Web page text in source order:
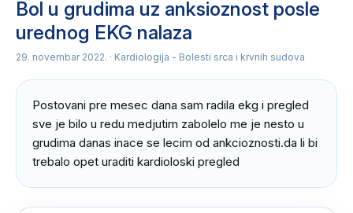
Bol u grudima uz anksioznost posle
urednog EKG nalaza
29. novembar 2022. · Kardiologija - Bolesti srca i krvnih sudova
Postovani pre mesec dana sam radila ekg i pregled
sve je bilo u redu medjutim zabolelo me je nesto u
grudima danas inace se lecim od ankcioznosti.da li bi
trebalo opet uraditi kardioloski pregled